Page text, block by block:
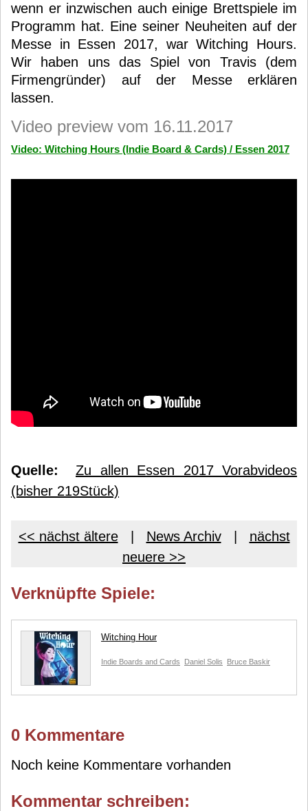
wenn er inzwischen auch einige Brettspiele im
Programm hat. Eine seiner Neuheiten auf der
Messe in Essen 2017, war Witching Hours.
Wir haben uns das Spiel von Travis (dem
Firmengründer) auf der Messe erklären
lassen.
Video preview vom 16.11.2017
Video: Witching Hours (Indie Board & Cards) / Essen 2017
Quelle:
Zu allen Essen 2017 Vorabvideos
(bisher 219Stück)
<< nächst ältere| News Archiv| nächst
neuere >>
Verknüpfte Spiele:
Witching Hour
Indie Boards and Cards Daniel Solis Bruce Baskir
0 Kommentare
Noch keine Kommentare vorhanden
Kommentar schreiben: